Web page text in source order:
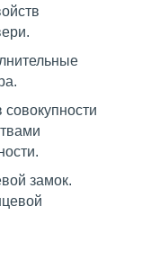
совокупности
замок.